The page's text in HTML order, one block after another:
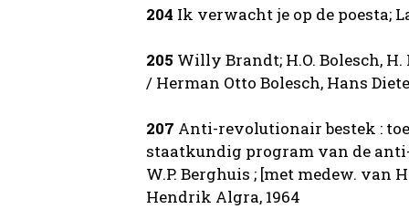
204 Ik verwacht je op de poesta;
205 Willy Brandt; H.O. Bolesch,
/ Herman Otto Bolesch, Hans
207 Anti-revolutionair bestek :
staatkundig program van de
W.P. Berghuis ; [met medew. van
Hendrik Algra, 1964